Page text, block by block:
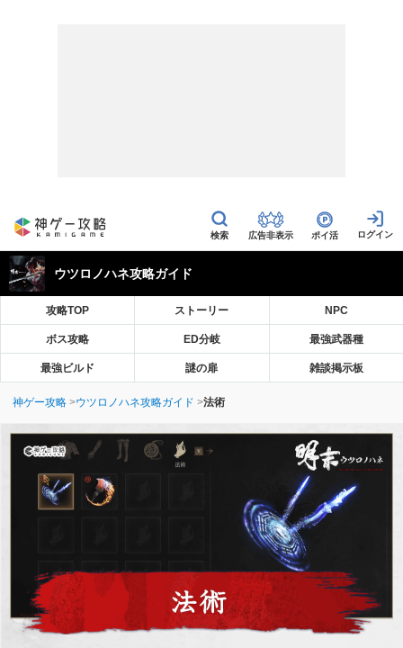
広告非表示 ポイ活
ウツロノハネ攻略ガイド
攻略TOP ストーリー NPC
ボス攻略 ED分岐 最強武器種
最強ビルド 謎の扉 雑談掲示板
神ゲー攻略 ウツロノハネ攻略ガイド 法術